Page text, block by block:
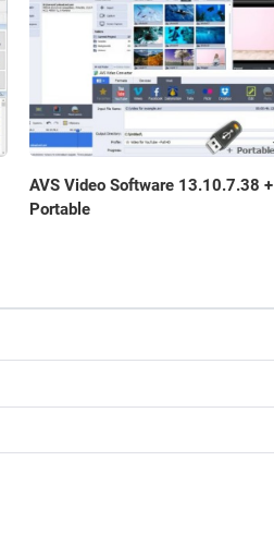
AVS Video Software 13.10.7.38 +
Portable